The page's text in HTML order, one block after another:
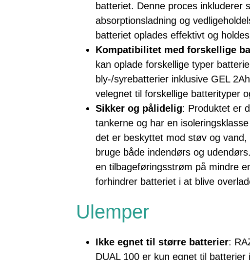
batteriet. Denne proces inkluderer
absorptionsladning og
batteriet oplades effektivt og
Kompatibilitet med forskellige
kan oplade forskellige typer
bly-/syrebatterier inklusive GEL
velegnet til forskellige batterityper
Sikker og pålidelig: Produktet er
tankerne og har en
det er beskyttet mod støv og
bruge både indendørs og
en tilbageføringsstrøm på mindre
forhindrer batteriet i at blive
Ulemper
Ikke egnet til større batterier:
DUAL 100 er kun egnet til